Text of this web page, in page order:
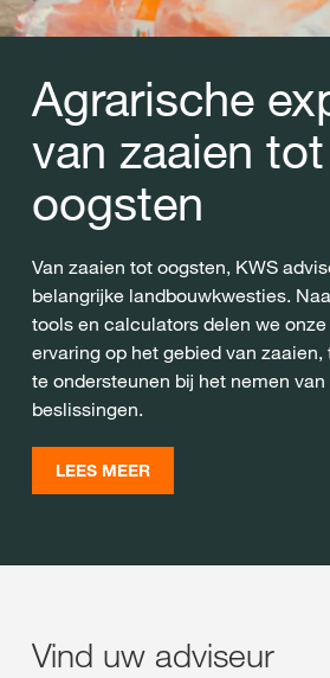
Agrarische
van zaaien tot
oogsten
Van zaaien tot oogsten, KWS
belangrijke landbouwkwesties.
tools en calculators delen we
ervaring op het gebied van
te ondersteunen bij het nemen
beslissingen.
LEES MEER
Vind uw adviseur